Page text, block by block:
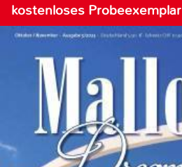
kostenloses Probeexemplar